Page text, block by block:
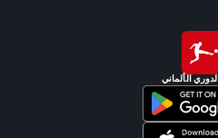
الألماني